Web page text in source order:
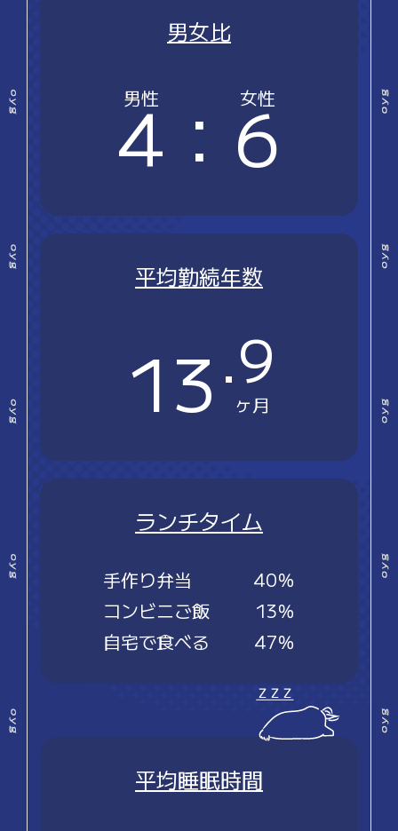
男女比
4 ： 6
平均勤続年数
13.9
ヶ月
ランチタイム
手作り弁当
40％
コンビニご飯
13％
自宅で食べる
47％
平均睡眠時間